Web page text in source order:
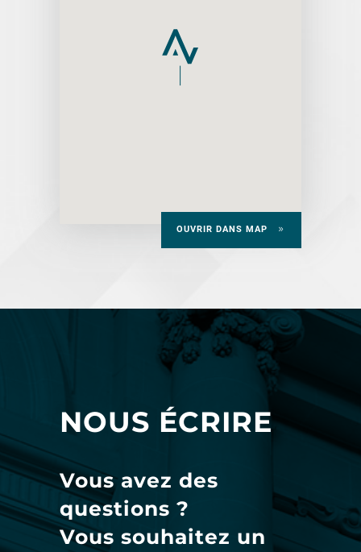
OUVRIR DANS MAP
NOUS ÉCRIRE
Vous avez des
questions ?
Vous souhaitez un